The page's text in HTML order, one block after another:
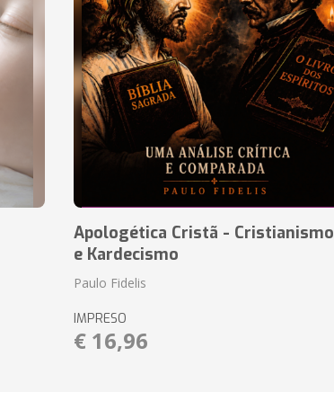
Apologética Cristã - Cristianismo
e Kardecismo
Paulo Fidelis
IMPRESO
€ 16,96